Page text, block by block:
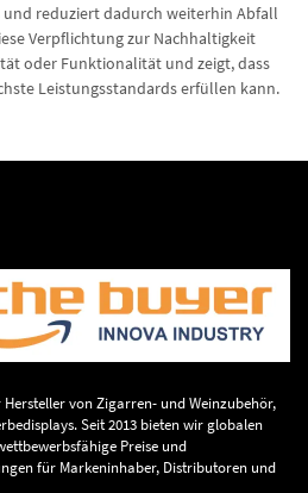
reduziert dadurch weiterhin Abfall
Verpflichtung zur Nachhaltigkeit
oder Funktionalität und zeigt, dass
Leistungsstandards erfüllen kann.
von Zigarren- und Weinzubehör,
Seit 2013 bieten wir globalen
Preise und
für Markeninhaber, Distributoren und